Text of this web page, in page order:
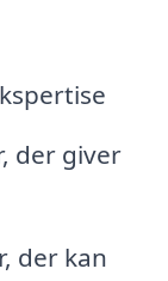
der giver
der kan